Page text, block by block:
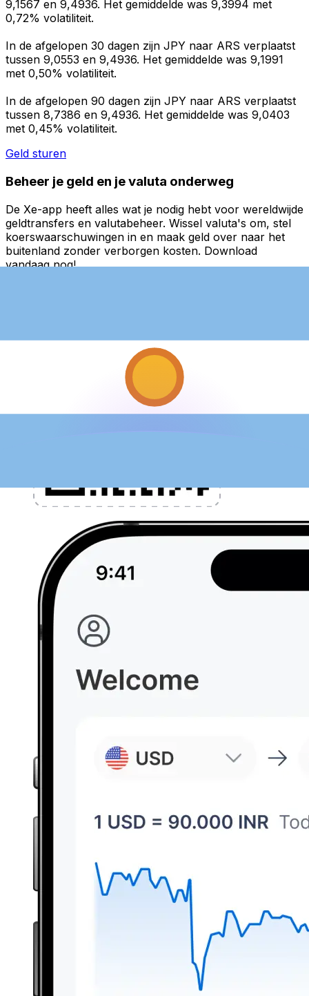
9,1567 en 9,4936. Het gemiddelde was 9,3994 met
0,72% volatiliteit.
In de afgelopen 30 dagen zijn JPY naar ARS verplaatst
tussen 9,0553 en 9,4936. Het gemiddelde was 9,1991
met 0,50% volatiliteit.
In de afgelopen 90 dagen zijn JPY naar ARS verplaatst
tussen 8,7386 en 9,4936. Het gemiddelde was 9,0403
met 0,45% volatiliteit.
Geld sturen
Beheer je geld en je valuta onderweg
De Xe-app heeft alles wat je nodig hebt voor wereldwijde
geldtransfers en valutabeheer. Wissel valuta's om, stel
koerswaarschuwingen in en maak geld over naar het
buitenland zonder verborgen kosten. Download
vandaag nog!